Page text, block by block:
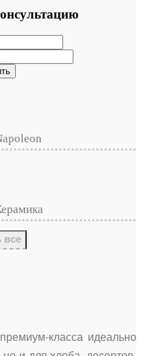
все
класса идеально